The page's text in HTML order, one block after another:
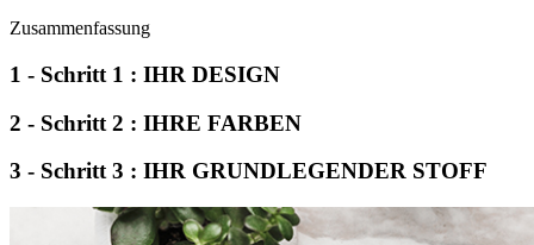
Zusammenfassung
1 - Schritt 1 : IHR DESIGN
2 - Schritt 2 : IHRE FARBEN
3 - Schritt 3 : IHR GRUNDLEGENDER STOFF